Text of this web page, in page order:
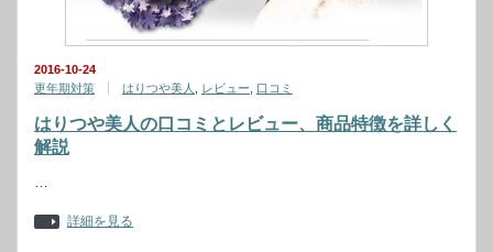
2016-10-24
更年期対策
はりつや美人 レビュー 口コミ
はりつや美人の口コミとレビュー、商品特徴を詳しく
解説
…
詳細を見る